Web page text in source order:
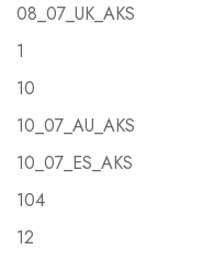
08_07_UK_AKS
1
10
10_07_AU_AKS
10_07_ES_AKS
104
12